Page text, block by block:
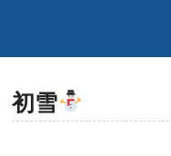
初雪